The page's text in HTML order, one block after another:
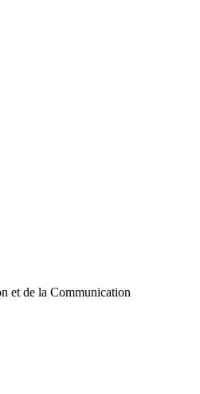
et de la Communication